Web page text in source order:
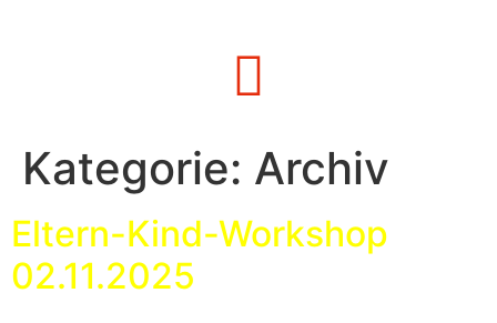
Kategorie: Archiv
Eltern-Kind-Workshop
02.11.2025